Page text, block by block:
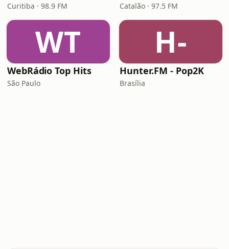
Curitiba · 98.9 FM Catalão · 97.5 FM
WT
WebRádio Top Hits
São Paulo
H-
Hunter.FM - Pop2K
Brasília